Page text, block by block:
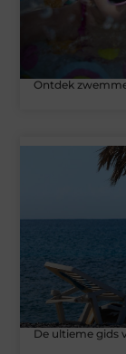
Ontdek
De ultieme gids